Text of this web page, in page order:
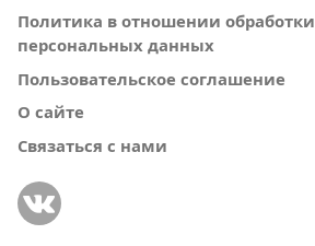
Политика в отношении обработки
персональных данных
Пользовательское соглашение
О сайте
Связаться с нами